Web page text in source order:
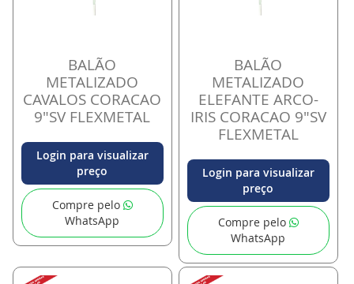
BALÃO
METALIZADO
CAVALOS CORACAO
9"SV FLEXMETAL
Login para visualizar
preço
Compre pelo
WhatsApp
BALÃO
METALIZADO
ELEFANTE ARCO-
IRIS CORACAO 9"SV
FLEXMETAL
Login para visualizar
preço
Compre pelo
WhatsApp